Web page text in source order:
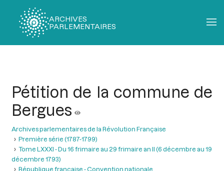
ARCHIVES
PARLEMENTAIRES
Pétition de la commune de
Bergues
Archives parlementaires de la Révolution Française
Première série (1787-1799)
Tome LXXXI - Du 16 frimaire au 29 frimaire an II (6 décembre au 19
décembre 1793)
République française - Convention nationale